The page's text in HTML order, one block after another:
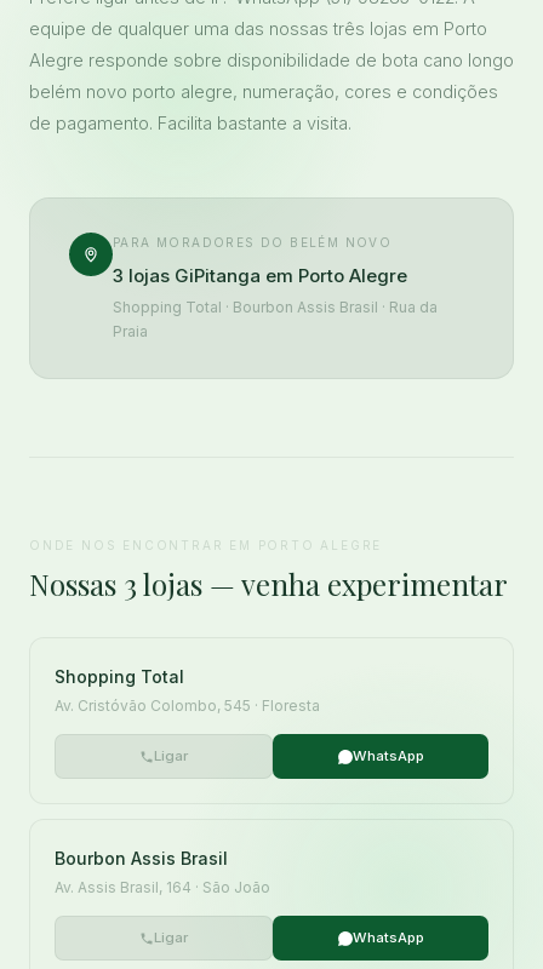
equipe de qualquer uma das nossas três lojas em Porto
Alegre responde sobre disponibilidade de bota cano longo
belém novo porto alegre, numeração, cores e condições
de pagamento. Facilita bastante a visita.
PARA MORADORES DO BELÉM NOVO
3 lojas GiPitanga em Porto Alegre
Shopping Total · Bourbon Assis Brasil · Rua da
Praia
ONDE NOS ENCONTRAR EM PORTO ALEGRE
Nossas 3 lojas — venha experimentar
Shopping Total
Av. Cristóvão Colombo, 545 · Floresta
Ligar WhatsApp
Bourbon Assis Brasil
Av. Assis Brasil, 164 · São João
Ligar WhatsApp